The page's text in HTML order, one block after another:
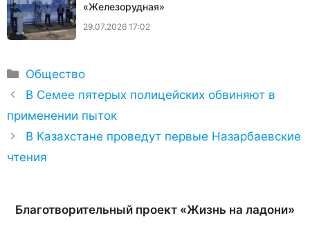
«Железорудная»
29.07.2026 17:02
Рубрики
Общество
В Семее пятерых полицейских обвиняют в
применении пыток
В Казахстане проведут первые Назарбаевские
чтения
Благотворительный проект «Жизнь на ладони»